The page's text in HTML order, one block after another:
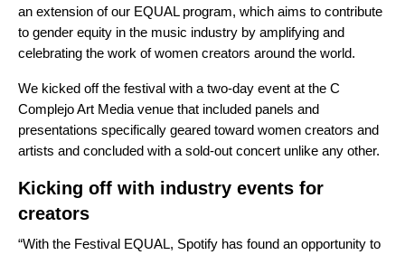
an extension of our EQUAL program, which aims to contribute
to gender equity in the music industry by amplifying and
celebrating the work of women creators around the world.
We kicked off the festival with a two-day event at the C
Complejo Art Media venue that included panels and
presentations specifically geared toward women creators and
artists and concluded with a sold-out concert unlike any other.
Kicking off with industry events for
creators
“With the Festival EQUAL, Spotify has found an opportunity to